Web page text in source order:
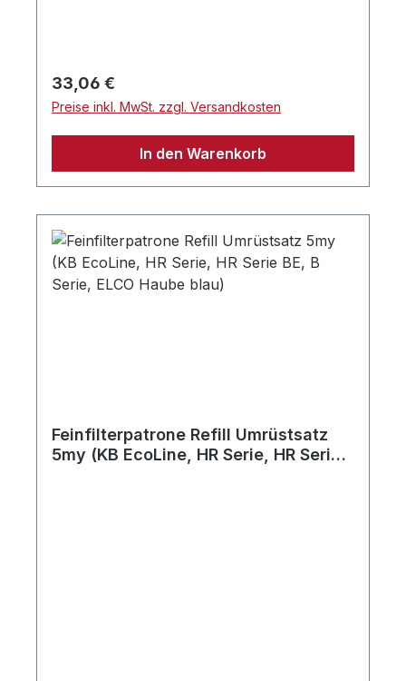
Regulärer Preis:
33,06 €
Preise inkl. MwSt. zzgl. Versandkosten
In den Warenkorb
Feinfilterpatrone Refill Umrüstsatz
5my (KB EcoLine, HR Serie, HR Serie